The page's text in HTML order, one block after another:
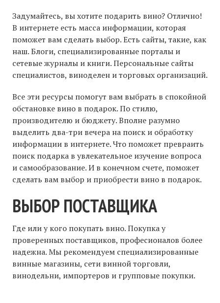
Задумайтесь, вы хотите подарить вино? Отлично!
В интернете есть масса информации, которая
поможет вам сделать выбор. Есть сайты, такие, как
наш. Блоги, специализированные порталы и
сетевые журналы и книги. Персональные сайты
специалистов, виноделен и торговых организаций.
Все эти ресурсы помогут вам выбрать в спокойной
обстановке вино в подарок. По стилю,
производителю и бюджету. Вполне разумно
выделить два-три вечера на поиск и обработку
информации в интернете. Что поможет превраить
поиск подарка в увлекательное изучение вопроса
и самообразование. И в конечном счете, поможет
сделать вам выбор и приобрести вино в подарок.
ВЫБОР ПОСТАВЩИКА
Где или у кого покупать вино. Покупка у
проверенных поставщиков, професионалов более
надежна. Мы рекомендуем специализированные
винные магазины, сети винной торговли,
винодельни, импортеров и групповые покупки.